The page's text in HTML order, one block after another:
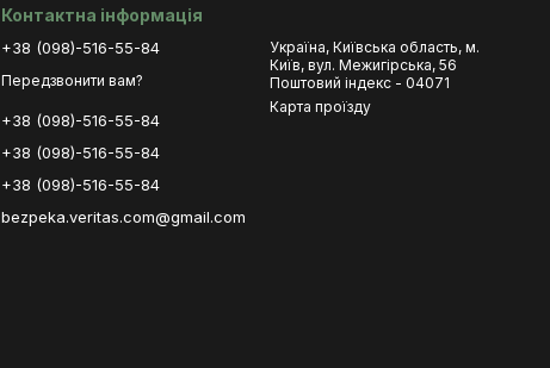
Контактна інформація
+38 (098)-516-55-84
Передзвонити вам?
+38 (098)-516-55-84
+38 (098)-516-55-84
+38 (098)-516-55-84
bezpeka.veritas.com@gmail.com
Україна, Київська область, м.
Київ, вул. Межигірська, 56
Поштовий індекс - 04071
Карта проїзду